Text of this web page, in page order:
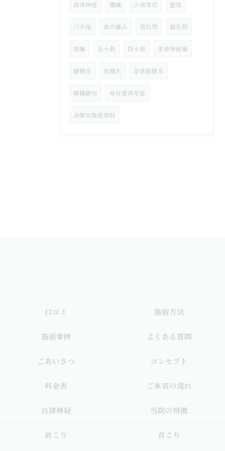
自律神経 腰痛 小波津式 整体
バネ指 首の痛み 高松市 鍼灸院
頭痛 五十肩 四十肩 坐骨神経痛
腱鞘炎 肉離れ 足底筋膜炎
眼精疲労 脊柱管狭窄症
過敏性腸症候群
口コミ 施術方法
施術事例 よくある質問
ごあいさつ コンセプト
料金表 ご来店の流れ
自律神経 当院の特徴
肩こり 首こり